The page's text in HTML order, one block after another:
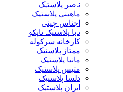
ناصر پلاستیک
ماهینی پلاستیک
اجناس چینی
تابا پلاستیک تاپکو
کارخانه سرکوله
ممتاز پلاستیک
مانیا پلاستیک
متیس پلاستیک
دلسا پلاستیک
ایران پلاستیک